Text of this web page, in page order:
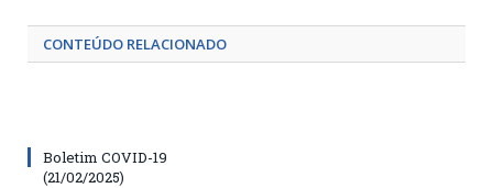
CONTEÚDO RELACIONADO
Boletim COVID-19
(21/02/2025)